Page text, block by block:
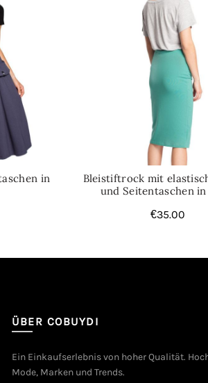
in
Bleistiftrock mit
und Seitentaschen
€35.00
ÜBER COBUYDI
Ein Einkaufserlebnis von hoher Qualität.
Mode, Marken und Trends.